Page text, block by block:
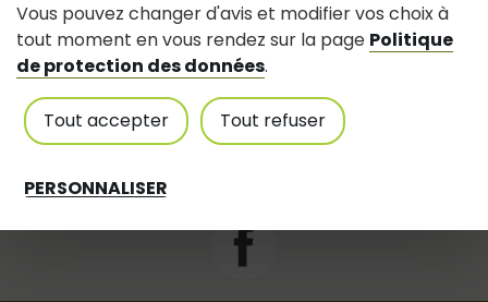
Vous pouvez changer d'avis et modifier vos choix à
tout moment en vous rendez sur la page Politique
de protection des données.
Tout accepter Tout refuser
PERSONNALISER
Suivez-nous
Partagez avec #jouesurerdre